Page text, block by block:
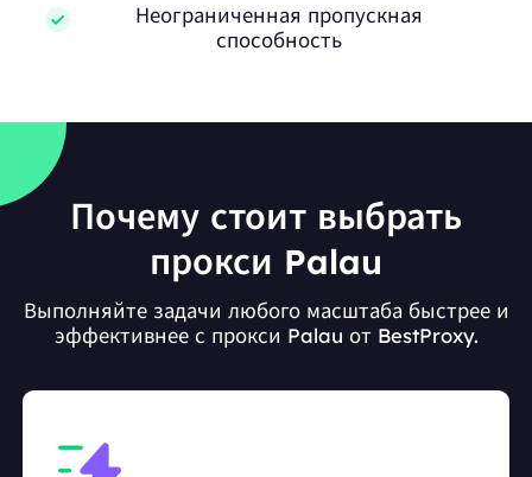
Неограниченная пропускная
способность
Почему стоит выбрать
прокси Palau
Выполняйте задачи любого масштаба быстрее и
эффективнее с прокси Palau от BestProxy.